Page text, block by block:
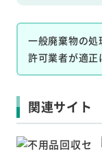
一般廃棄物の
許可業者が適正
関連サイト